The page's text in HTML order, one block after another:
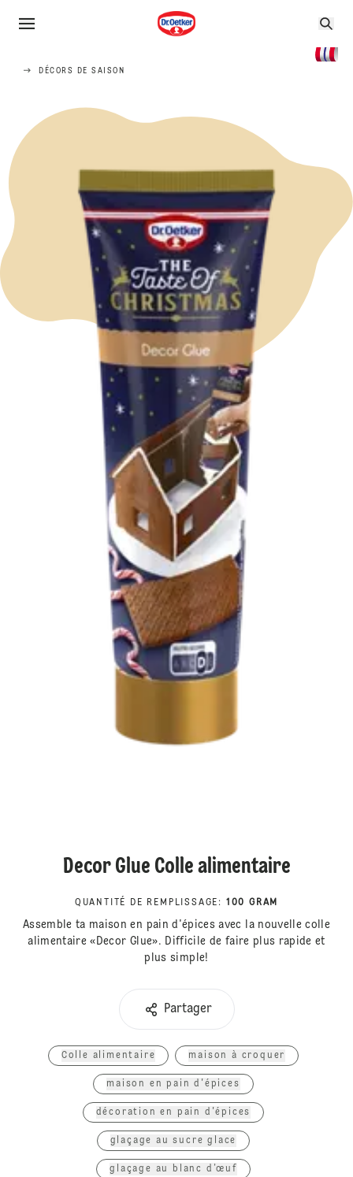
DÉCORS DE SAISON
Decor Glue Colle alimentaire
QUANTITÉ DE REMPLISSAGE : 100 GRAM
Assemble ta maison en pain d'épices avec la nouvelle colle
alimentaire «Decor Glue». Difficile de faire plus rapide et
plus simple!
Partager
Colle alimentaire maison à croquer
maison en pain d'épices
décoration en pain d'épices
glaçage au sucre glace
glaçage au blanc d’œuf